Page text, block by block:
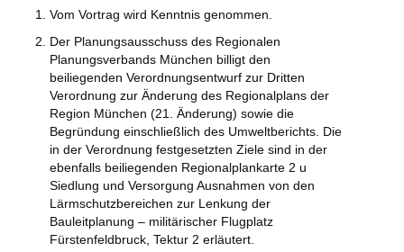
Vom Vortrag wird Kenntnis genommen.
Der Planungsausschuss des Regionalen
Planungsverbands München billigt den
beiliegenden Verordnungsentwurf zur Dritten
Verordnung zur Änderung des Regionalplans der
Region München (21. Änderung) sowie die
Begründung einschließlich des Umweltberichts. Die
in der Verordnung festgesetzten Ziele sind in der
ebenfalls beiliegenden Regionalplankarte 2 u
Siedlung und Versorgung Ausnahmen von den
Lärmschutzbereichen zur Lenkung der
Bauleitplanung – militärischer Flugplatz
Fürstenfeldbruck, Tektur 2 erläutert.